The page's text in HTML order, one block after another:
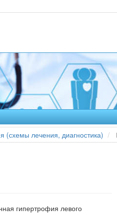
(схемы лечения, диагностика)
гипертрофия левого